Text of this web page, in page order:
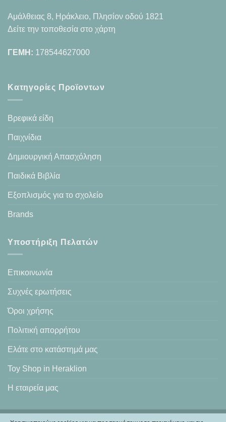
Αμάλθειας 8, Ηράκλειο, Πλησίον οδού 1821
Δείτε την τοποθεσία στο χάρτη
ΓΕΜΗ: 178544627000
Κατηγορίες Προϊοντων
Βρεφικά είδη
Παιχνίδια
Δημιουργική Απασχόληση
Παιδικά Βιβλία
Εξοπλισμός για το σχολείο
Brands
Υποστήριξη Πελατών
Επικοινωνία
Συχνές ερωτήσεις
Όροι χρήσης
Πολιτική απορρήτου
Ελάτε στο κατάστημά μας
Toy Shop in Heraklion
Η εταιρεία μας